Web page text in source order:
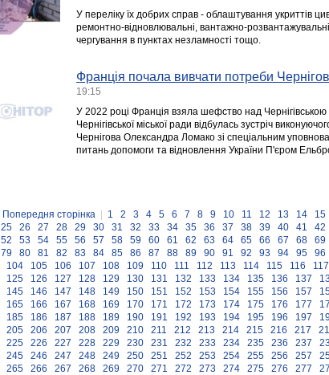
У переліку їх добрих справ - облаштування укриттів
ремонтно-відновлювальні, вантажно-
чергування в пунктах незламності тощо.
Франція почала вивчати потреби
19:15
У 2022 році Франція взяла шефство над Чернігівською
Чернігівської міської ради відбулась зустріч
Чернігова Олександра Ломако зі спеціальним
питань допомоги та відновлення України П'єром
Попередня сторінка 1 2 3 4 5 6 7 8 9 10 11 12 13 14 15
25 26 27 28 29 30 31 32 33 34 35 36 37 38 39 40 41 42
52 53 54 55 56 57 58 59 60 61 62 63 64 65 66 67 68 69
79 80 81 82 83 84 85 86 87 88 89 90 91 92 93 94 95 96
104 105 106 107 108 109 110 111 112 113 114 115 116 117
125 126 127 128 129 130 131 132 133 134 135 136 137
145 146 147 148 149 150 151 152 153 154 155 156 157
165 166 167 168 169 170 171 172 173 174 175 176 177
185 186 187 188 189 190 191 192 193 194 195 196 197
205 206 207 208 209 210 211 212 213 214 215 216 217
225 226 227 228 229 230 231 232 233 234 235 236 237
245 246 247 248 249 250 251 252 253 254 255 256 257
265 266 267 268 269 270 271 272 273 274 275 276 277